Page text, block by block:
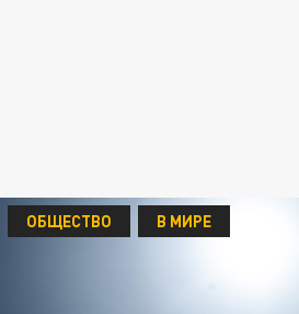
ОБЩЕСТВО В МИРЕ